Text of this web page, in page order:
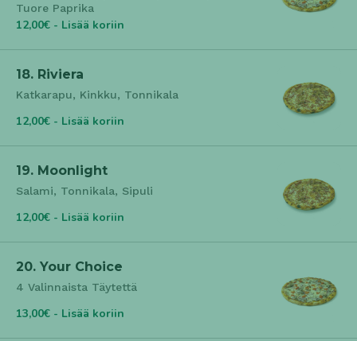
Tuore Paprika
12,00€ - Lisää koriin
18. Riviera
Katkarapu, Kinkku, Tonnikala
12,00€ - Lisää koriin
19. Moonlight
Salami, Tonnikala, Sipuli
12,00€ - Lisää koriin
20. Your Choice
4 Valinnaista Täytettä
13,00€ - Lisää koriin